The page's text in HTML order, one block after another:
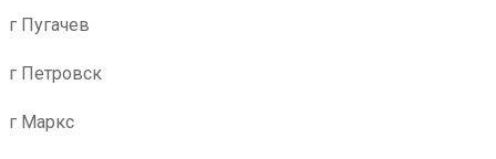
г Пугачев
г Петровск
г Маркс